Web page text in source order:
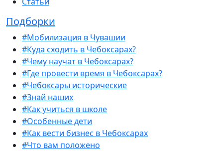
Подборки
#Мобилизация в Чувашии
#Куда сходить в Чебоксарах?
#Чему научат в Чебоксарах?
#Где провести время в Чебоксарах?
#Чебоксары исторические
#Знай наших
#Как учиться в школе
#Особенные дети
#Как вести бизнес в Чебоксарах
#Что вам положено